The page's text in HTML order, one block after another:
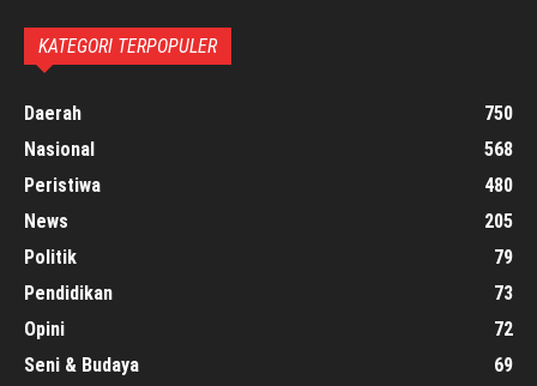
KATEGORI TERPOPULER
Daerah
750
Nasional
568
Peristiwa
480
News
205
Politik
79
Pendidikan
73
Opini
72
Seni & Budaya
69